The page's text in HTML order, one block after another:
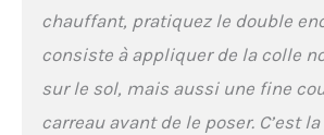
chauffant, pratiquez le double
consiste à appliquer de la colle
sur le sol, mais aussi une fine
carreau avant de le poser. C’est